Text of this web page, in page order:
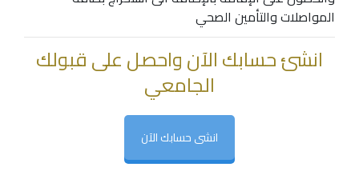
المواصلات والتأمين الصحي
انشئ حسابك الآن واحصل على قبولك
الجامعي
انشى حسابك الآن